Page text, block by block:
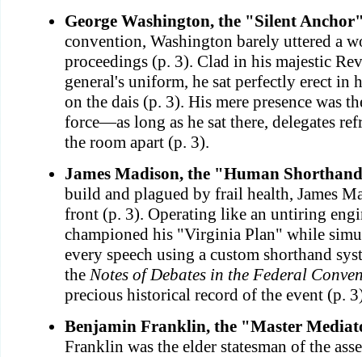
George Washington, the "Silent
convention, Washington barely uttered a
proceedings (p. 3). Clad in his majestic
general's uniform, he sat perfectly erect in
on the dais (p. 3). His mere presence was
force—as long as he sat there, delegates
the room apart (p. 3).
James Madison, the "Human
build and plagued by frail health, James
front (p. 3). Operating like an untiring
championed his "Virginia Plan" while
every speech using a custom shorthand
the Notes of Debates in the Federal
precious historical record of the event (p.
Benjamin Franklin, the "Master
Franklin was the elder statesman of the